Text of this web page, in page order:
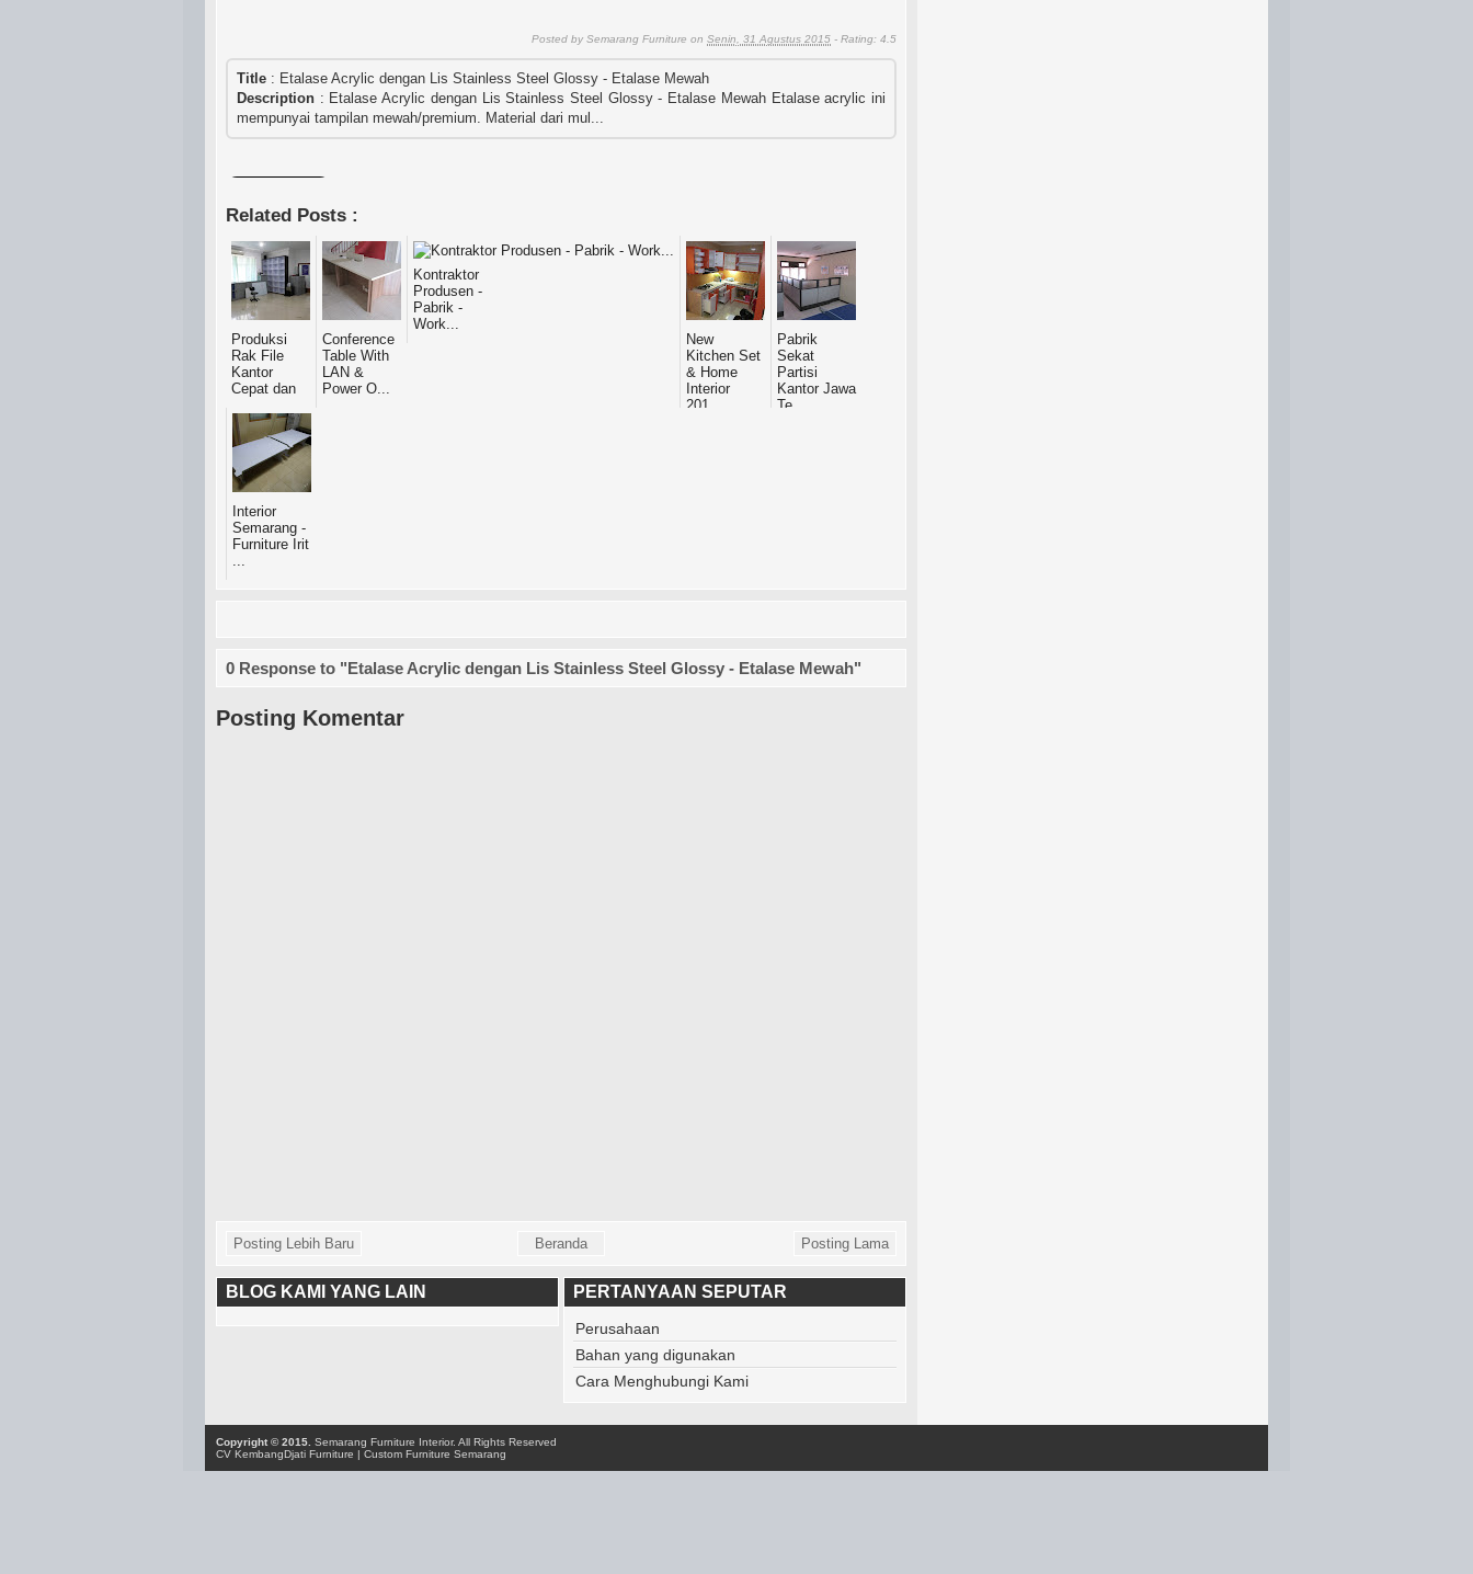
Posted by Semarang Furniture on Senin, 31 Agustus 2015 - Rating: 4.5
Title : Etalase Acrylic dengan Lis Stainless Steel Glossy - Etalase Mewah
Description : Etalase Acrylic dengan Lis Stainless Steel Glossy - Etalase Mewah Etalase acrylic ini
mempunyai tampilan mewah/premium. Material dari mul...
Related Posts :
Produksi
Rak File
Kantor
Cepat dan
Conference
Table With
LAN &
Power O...
Kontraktor
Produsen -
Pabrik -
Work...
New
Kitchen Set
& Home
Interior
201...
Pabrik
Sekat
Partisi
Kantor Jawa
Te...
Interior
Semarang -
Furniture Irit
...
0 Response to "Etalase Acrylic dengan Lis Stainless Steel Glossy - Etalase Mewah"
Posting Komentar
Posting Lebih Baru Posting Lama
Beranda
BLOG KAMI YANG LAIN PERTANYAAN SEPUTAR
Perusahaan
Bahan yang digunakan
Cara Menghubungi Kami
Copyright © 2015. Semarang Furniture Interior. All Rights Reserved
CV KembangDjati Furniture | Custom Furniture Semarang